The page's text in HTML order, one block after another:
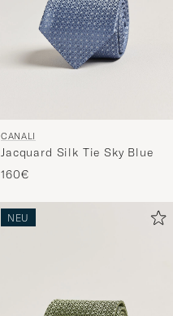
CANALI
Jacquard Silk Tie Sky Blue
160€
NEU